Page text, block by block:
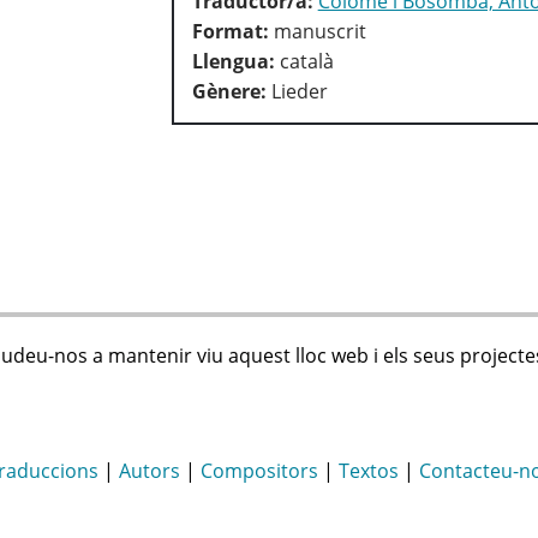
Format: manuscrit
Llengua: català
Gènere: Lieder
nos a mantenir viu aquest lloc web i els seus
| Autors | Compositors | Textos | Contacteu-